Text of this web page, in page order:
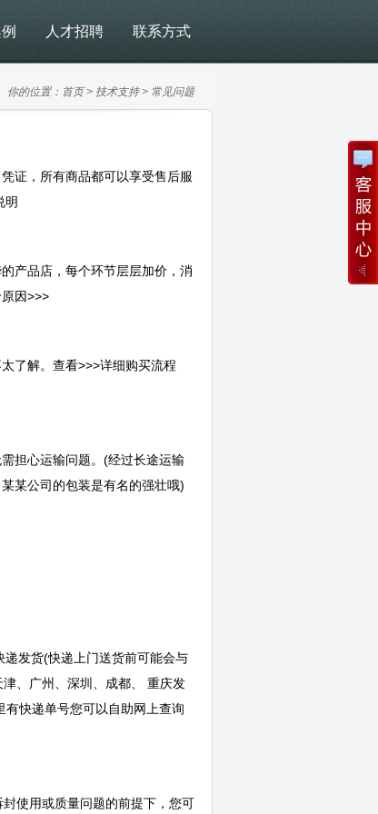
人才招聘 联系方式
你的位置： 首页> 技术支持> 常见问题
证，所有商品都可以享受售后服
明
产品店，每个环节层层加价，消
因>>>
了解。查看>>>详细购买流程
担心运输问题。(经过长途运输
某公司的包装是有名的强壮哦)
发货(快递上门送货前可能会与
、广州、深圳、成都、 重庆发
快递单号您可以自助网上查询
使用或质量问题的前提下，您可